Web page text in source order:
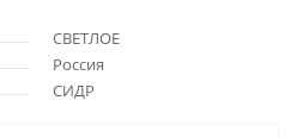
СВЕТЛОЕ
Россия
СИДР